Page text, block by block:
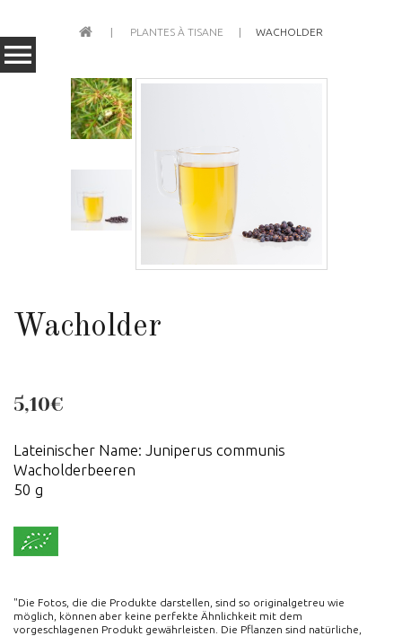
PLANTES À TISANE WACHOLDER
Wacholder
5,10€
Lateinischer Name: Juniperus communis
Wacholderbeeren
50 g
"Die Fotos, die die Produkte darstellen, sind so originalgetreu wie
möglich, können aber keine perfekte Ähnlichkeit mit dem
vorgeschlagenen Produkt gewährleisten. Die Pflanzen sind natürliche,